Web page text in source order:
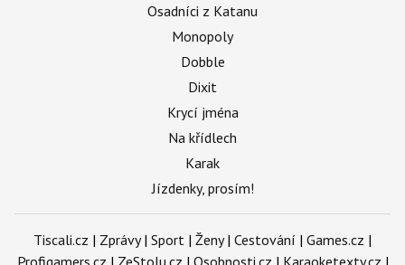
Osadníci z Katanu
Monopoly
Dobble
Dixit
Krycí jména
Na křídlech
Karak
Jízdenky, prosím!
Tiscali.cz | Zprávy| Sport | Ženy| Cestování | Games.cz |
Profigamers.cz | ZeStolu.cz | Osobnosti.cz | Karaoketexty.cz |